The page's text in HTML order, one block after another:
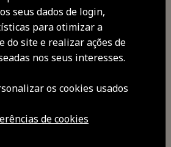
seus dados de login,
para otimizar a
do site e realizar ações de
nos seus interesses.
os cookies usados
de cookies